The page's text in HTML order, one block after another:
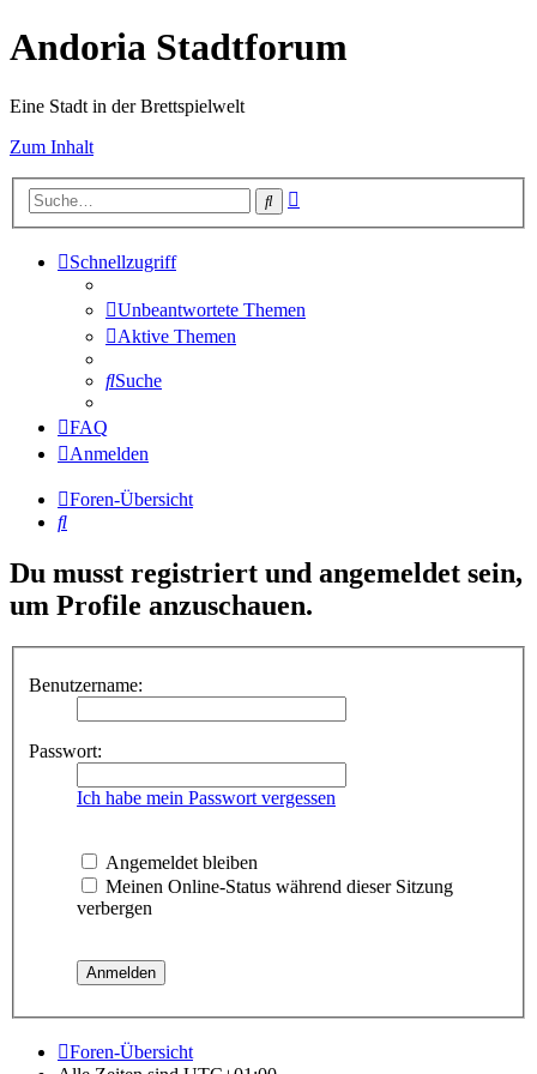
Andoria Stadtforum
Eine Stadt in der Brettspielwelt
Zum Inhalt
Suche
Schnellzugriff
Unbeantwortete Themen
Aktive Themen
Suche
FAQ
Anmelden
Foren-Übersicht
Suche
Du musst registriert und angemeldet sein,
um Profile anzuschauen.
Benutzername:
Passwort:
Ich habe mein Passwort vergessen
Angemeldet bleiben
Meinen Online-Status während dieser Sitzung
verbergen
Foren-Übersicht